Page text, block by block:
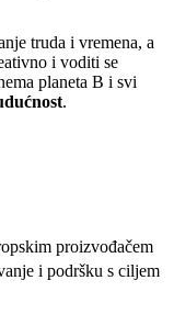
truda i vremena, a
i voditi se
planeta B i svi
.
proizvođačem
i podršku s ciljem